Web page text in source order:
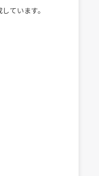
ています。